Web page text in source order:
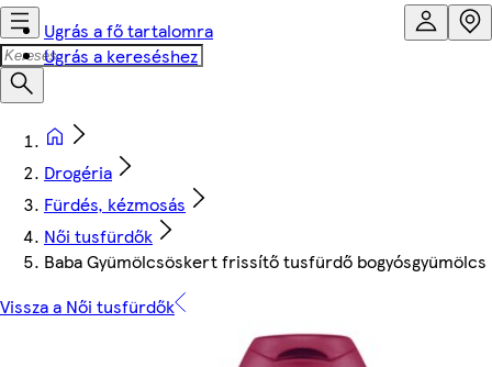
Ugrás a fő tartalomra
Ugrás a kereséshez
Drogéria
Fürdés, kézmosás
Női tusfürdők
Baba Gyümölcsöskert frissítő tusfürdő
Vissza a Női tusfürdők